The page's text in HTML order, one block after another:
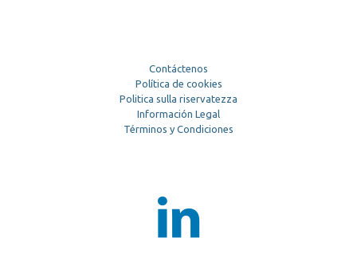
Contáctenos
Política de cookies
Politica sulla riservatezza
Información Legal
Términos y Condiciones